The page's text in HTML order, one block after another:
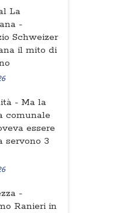
La
-
Schweizer
il mito di
- Ma la
comunale
essere
servono 3
-
Ranieri in